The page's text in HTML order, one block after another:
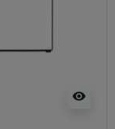
visibility